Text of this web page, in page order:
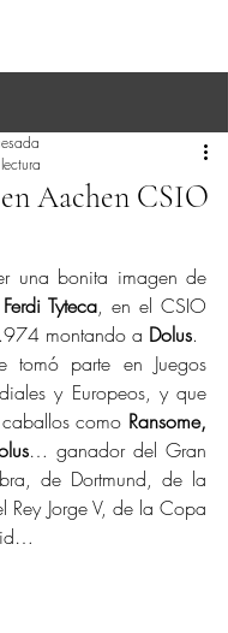
Aachen CSIO
una bonita imagen de
Ferdi Tyteca, en el CSIO
montando a Dolus.
tomó parte en Juegos
y Europeos, y que
como Ransome,
… ganador del Gran
de Dortmund, de la
Jorge V, de la Copa